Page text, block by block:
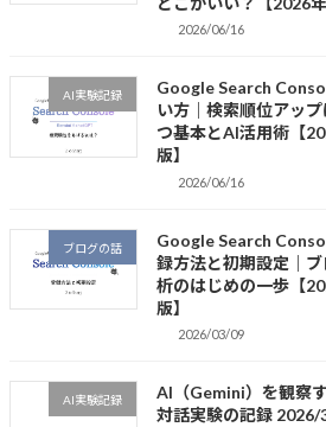
2026/06/16
AI実験記録
Google Search
い方｜検索順位アッ
つ基本とAI活用術【
版】
2026/06/16
ブログの話
Google Search
録方法と初期設定｜
析のはじめの一歩【
版】
2026/03/09
AI実験記録
AI（Gemini）を観察す
対話実験の記録 2026/